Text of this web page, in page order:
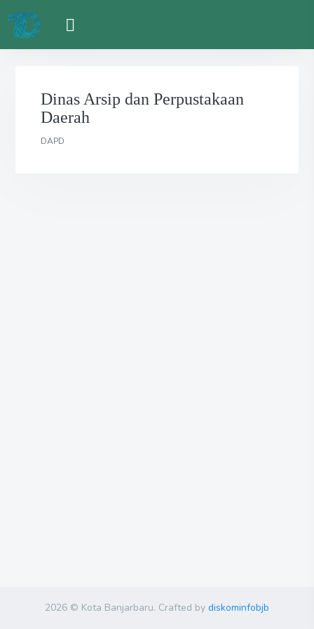
Dinas Arsip dan Perpustakaan
Daerah
DAPD
2026 © Kota Banjarbaru. Crafted by diskominfobjb